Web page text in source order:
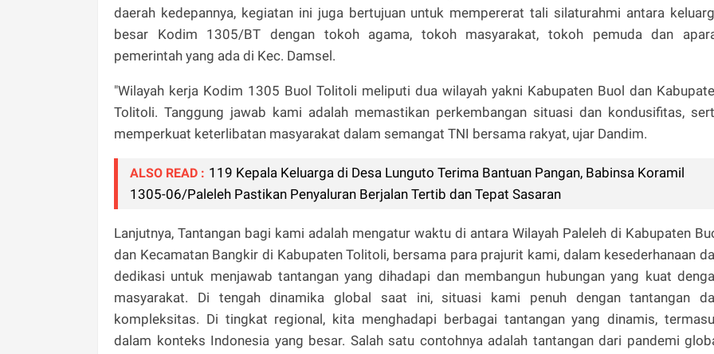
daerah kedepannya, kegiatan ini juga bertujuan untuk mempererat tali silaturahmi antara
besar Kodim 1305/BT dengan tokoh agama, tokoh masyarakat, tokoh pemuda dan
pemerintah yang ada di Kec. Damsel.
"Wilayah kerja Kodim 1305 Buol Tolitoli meliputi dua wilayah yakni Kabupaten Buol dan
Tolitoli. Tanggung jawab kami adalah memastikan perkembangan situasi dan kondusifitas,
memperkuat keterlibatan masyarakat dalam semangat TNI bersama rakyat, ujar Dandim.
ALSO READ : 119 Kepala Keluarga di Desa Lunguto Terima Bantuan Pangan, Babinsa Koramil
1305-06/Paleleh Pastikan Penyaluran Berjalan Tertib dan Tepat Sasaran
Lanjutnya, Tantangan bagi kami adalah mengatur waktu di antara Wilayah Paleleh di Kabupaten
dan Kecamatan Bangkir di Kabupaten Tolitoli, bersama para prajurit kami, dalam kesederhanaan
dedikasi untuk menjawab tantangan yang dihadapi dan membangun hubungan yang kuat
masyarakat. Di tengah dinamika global saat ini, situasi kami penuh dengan tantangan
kompleksitas. Di tingkat regional, kita menghadapi berbagai tantangan yang dinamis,
dalam konteks Indonesia yang besar. Salah satu contohnya adalah tantangan dari pandemi